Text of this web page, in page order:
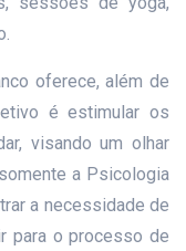
oferece, além de
é estimular os
visando um olhar
a Psicologia
a necessidade de
para o processo de